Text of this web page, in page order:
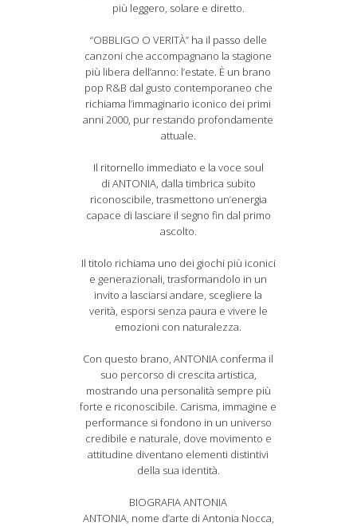
più leggero, solare e diretto.
“OBBLIGO O VERITÀ” ha il passo delle
canzoni che accompagnano la stagione
più libera dell’anno: l’estate. È un brano
pop R&B dal gusto contemporaneo che
richiama l’immaginario iconico dei primi
anni 2000, pur restando profondamente
attuale.
Il ritornello immediato e la voce soul
di ANTONIA, dalla timbrica subito
riconoscibile, trasmettono un’energia
capace di lasciare il segno fin dal primo
ascolto.
Il titolo richiama uno dei giochi più iconici
e generazionali, trasformandolo in un
invito a lasciarsi andare, scegliere la
verità, esporsi senza paura e vivere le
emozioni con naturalezza.
Con questo brano, ANTONIA conferma il
suo percorso di crescita artistica,
mostrando una personalità sempre più
forte e riconoscibile. Carisma, immagine e
performance si fondono in un universo
credibile e naturale, dove movimento e
attitudine diventano elementi distintivi
della sua identità.
BIOGRAFIA ANTONIA
ANTONIA, nome d’arte di Antonia Nocca,